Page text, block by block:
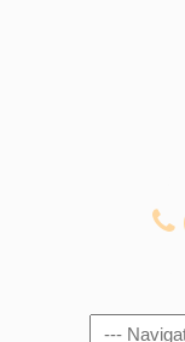
Navigation